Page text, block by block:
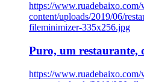
https://www.ruadebaixo.com/
content/uploads/2019/06/
fileminimizer-335x256.jpg
Puro, um restaurante,
https://www.ruadebaixo.com/